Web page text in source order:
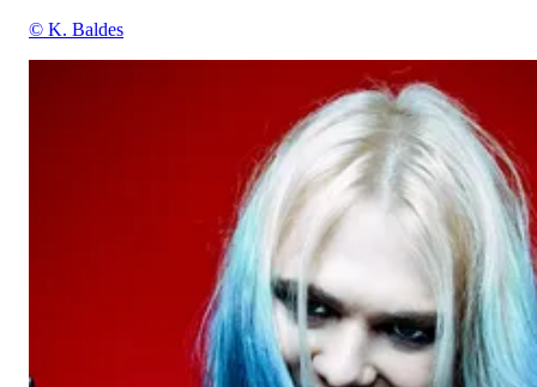
© K. Baldes